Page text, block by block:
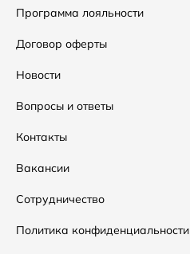
Сумки
Аксессуары
Скидки
Как оформить заказ
Условия возвратов
Таблица размеров
Уход за одеждой
Программа лояльности
Договор оферты
Новости
Вопросы и ответы
Контакты
Вакансии
Сотрудничество
Политика конфиденциальности